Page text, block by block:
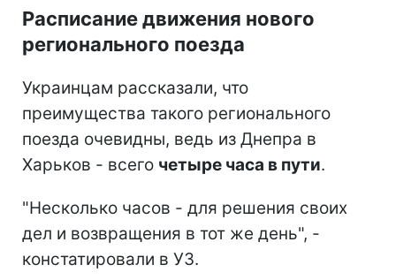
Расписание движения нового
регионального поезда
Украинцам рассказали, что
преимущества такого регионального
поезда очевидны, ведь из Днепра в
Харьков - всего четыре часа в пути.
"Несколько часов - для решения своих
дел и возвращения в тот же день", -
констатировали в УЗ.